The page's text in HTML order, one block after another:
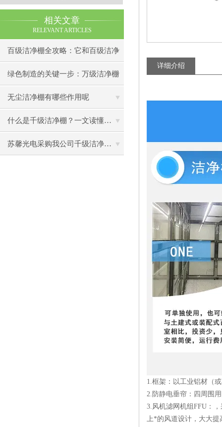
相关文章
RELEVANT ARTICLES
百级洁净棚全攻略：它和百级洁净
室到底有什么区别？
绿色制造的关键一步：万级洁净棚
助力环保型半导体产业发展
无尘洁净棚有哪些作用呢
什么是千级洁净棚？一文读懂其结构特点与局部净化优势
苏馨光电采购我公司千级洁净棚普通工作台一批（7月07日）已顺利交货
详细介绍
1.框架：以工业铝材（
2.防静电垂帘：四周围
3.风机滤网机组FFU：
上*的风道设计，大大提